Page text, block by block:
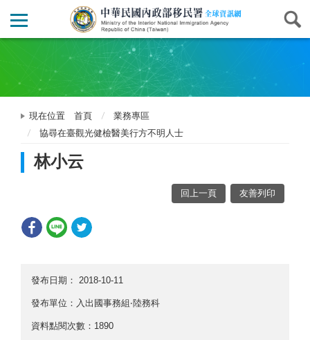
現在位置 首頁
業務專區
協尋在臺觀光健檢醫美行方不明人士
林小云
回上一頁 友善列印
發布日期： 2018-10-11
發布單位：入出國事務組‧陸務科
資料點閱次數：1890